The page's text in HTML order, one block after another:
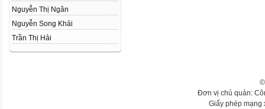
Nguyễn Thị Ngân
Nguyễn Song Khải
Trần Thị Hải
Đơn vị chủ quản:
Giấy phép mạng